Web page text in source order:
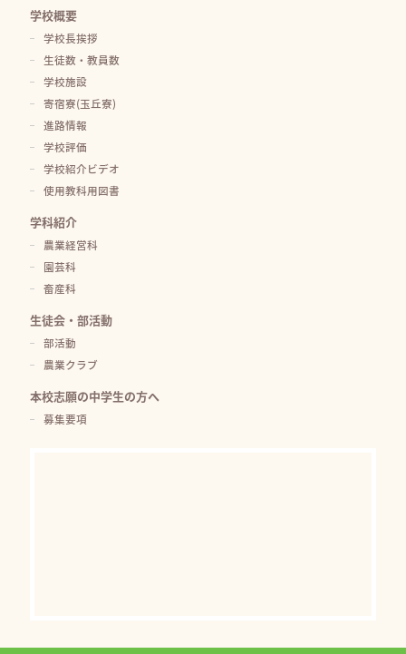
学校概要
学校長挨拶
生徒数・教員数
学校施設
寄宿寮(玉丘寮)
進路情報
学校評価
学校紹介ビデオ
使用教科用図書
学科紹介
農業経営科
園芸科
畜産科
生徒会・部活動
部活動
農業クラブ
本校志願の中学生の方へ
募集要項